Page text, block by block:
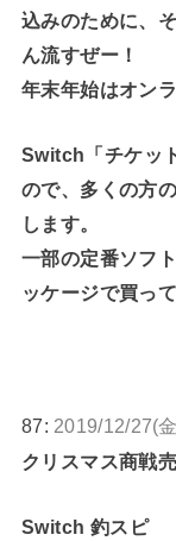
込みのために、
ん流すぜー！
年末年始はオン
Switch「チケッ
ので、多くの方
します。
一部の定番ソフ
ッケージで買って
87: 2019/12/27(
クリスマス商戦
Switch 釣ス